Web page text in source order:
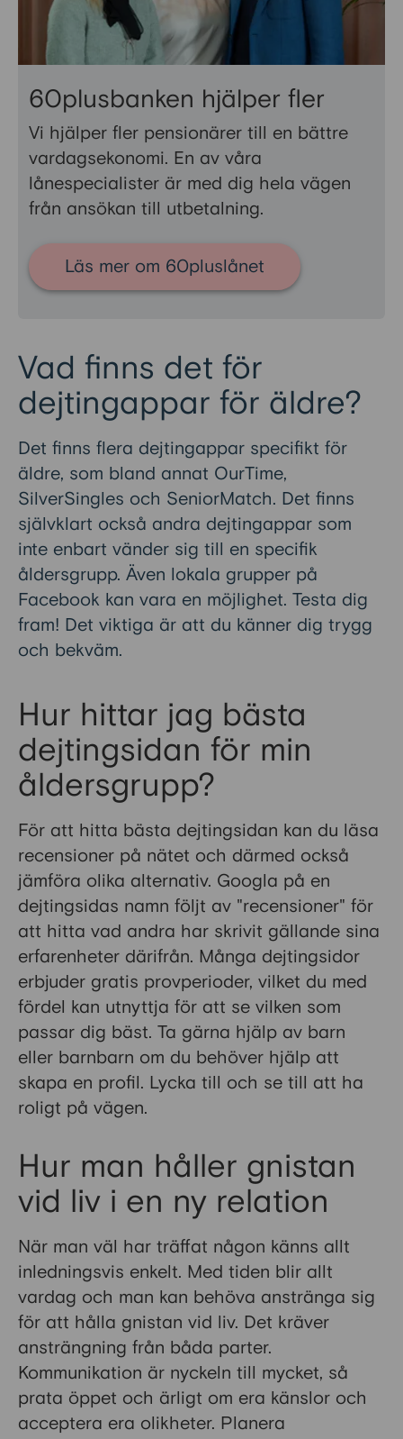
60plusbanken hjälper fler
Vi hjälper fler pensionärer till en bättre
vardagsekonomi. En av våra
lånespecialister är med dig hela vägen
från ansökan till utbetalning.
Läs mer om 60pluslånet
Vad finns det för
dejtingappar för äldre?
Det finns flera dejtingappar specifikt för
äldre, som bland annat OurTime,
SilverSingles och SeniorMatch. Det finns
självklart också andra dejtingappar som
inte enbart vänder sig till en specifik
åldersgrupp. Även lokala grupper på
Facebook kan vara en möjlighet. Testa dig
fram! Det viktiga är att du känner dig trygg
och bekväm.
Hur hittar jag bästa
dejtingsidan för min
åldersgrupp?
För att hitta bästa dejtingsidan kan du läsa
recensioner på nätet och därmed också
jämföra olika alternativ. Googla på en
dejtingsidas namn följt av "recensioner" för
att hitta vad andra har skrivit gällande sina
erfarenheter därifrån. Många dejtingsidor
erbjuder gratis provperioder, vilket du med
fördel kan utnyttja för att se vilken som
passar dig bäst. Ta gärna hjälp av barn
eller barnbarn om du behöver hjälp att
skapa en profil. Lycka till och se till att ha
roligt på vägen.
Hur man håller gnistan
vid liv i en ny relation
När man väl har träffat någon känns allt
inledningsvis enkelt. Med tiden blir allt
vardag och man kan behöva anstränga sig
för att hålla gnistan vid liv. Det kräver
ansträngning från båda parter.
Kommunikation är nyckeln till mycket, så
prata öppet och ärligt om era känslor och
acceptera era olikheter. Planera